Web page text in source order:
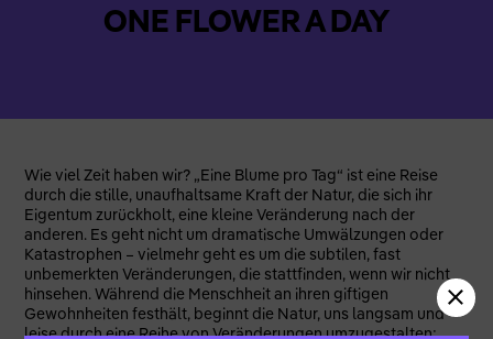
ONE FLOWER A DAY
Wie viel Zeit haben wir? „Eine Blume pro Tag“ ist eine Reise
durch die stille, unaufhaltsame Kraft der Natur, die sich ihr
Eigentum zurückholt, eine kleine Veränderung nach der
anderen. Es geht nicht um dramatische Umwälzungen oder
Katastrophen – vielmehr geht es um die subtilen, fast
unbemerkten Veränderungen, die stattfinden, wenn wir nicht
hinsehen. Während die Menschheit an ihren giftigen
Gewohnheiten festhält, beginnt die Natur, uns langsam und
leise durch eine Reihe von Veränderungen umzugestalten: